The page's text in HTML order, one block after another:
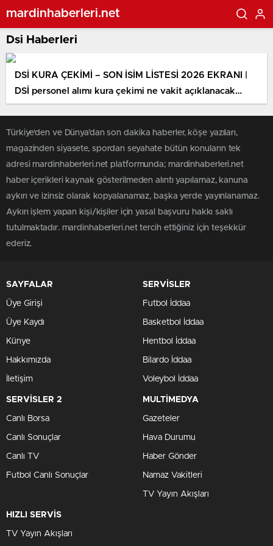
mardinhaberleri.net
Dsi Haberleri
DSİ KURA ÇEKİMİ – SON İSİM LİSTESİ 2026 EKRANI |
DSİ personel alımı kura çekimi ne vakit açıklanacak
2026? Devlet Su İşleri Genel Müdürlüğü (DSİ) 1389
sonuçları açıklandı mı, nereden öğrenilir?
Türkiye'den ve Dünya’dan son dakika haberler, köşe yazıları,
magazinden siyasete, spordan seyahate bütün konuların tek
adresi mardinhaberleri.net platformunda; mardinhaberleri.net
haber içerikleri kaynak gösterilmeden alıntı yapılamaz, kanuna
aykırı ve izinsiz olarak kopyalanamaz, başka yerde yayınlanamaz.
Aykırı işlem yapan kişi/kişiler için yasal başvuru hakkı saklı
tutulmaktadır. mardinhaberleri.net tercih ettiğiniz için teşekkür
ederiz.
SAYFALAR
Üye Girişi
Üye Kaydı
Künye
Hakkımızda
İletişim
SERVİSLER
Futbol İddaa
Basketbol İddaa
Hentbol İddaa
Bilardo İddaa
Voleybol İddaa
SERVİSLER 2
Canlı Borsa
Canlı Sonuçlar
Canlı TV
Futbol Canlı Sonuçlar
MULTİMEDYA
Gazeteler
Hava Durumu
Haber Gönder
Namaz Vakitleri
TV Yayın Akışları
HIZLI SERVİS
TV Yayın Akışları